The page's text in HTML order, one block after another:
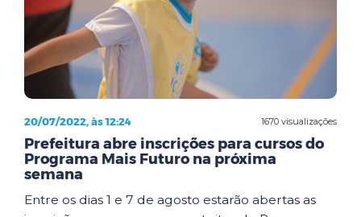
1670 visualizações
20/07/2022, às 12:24
Prefeitura abre inscrições para cursos do
Programa Mais Futuro na próxima
semana
Entre os dias 1 e 7 de agosto estarão abertas as